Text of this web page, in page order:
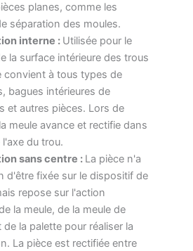
planes, comme les
séparation des moules.
interne : Utilisée pour le
la surface intérieure des trous
convient à tous types de
bagues intérieures de
et autres pièces. Lors de
meule avance et rectifie dans
du trou.
sans centre : La pièce n'a
d'être fixée sur le dispositif de
repose sur l'action
la meule, de la meule de
de la palette pour réaliser la
La pièce est rectifiée entre